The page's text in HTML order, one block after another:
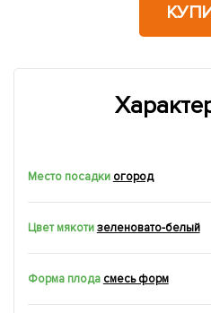
Место посадки огород
Цвет мякотизеленовато-белый
Форма плода смесь форм